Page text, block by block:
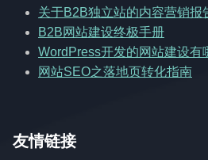
关于B2B独立站的内容营销报
B2B网站建设终极手册
WordPress开发的网站建设有
网站SEO之落地页转化指南
友情链接